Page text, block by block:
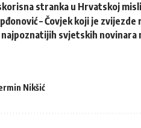
stranka u Hrvatskoj
– Čovjek koji je
najpoznatijih svjetskih novinara
Nikšić